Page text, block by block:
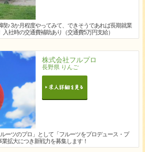
♪ 3か月程度やってみて、できそうであれば長期就業
社時の交通費補助あり（交通費5万円支給）
株式会社フルプロ
長野県 りんご
ーツのプロ」として「フルーツをプロデュース・プ
拡大につき新戦力を募集します！